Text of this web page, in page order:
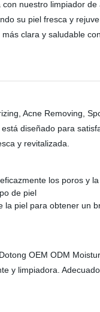
nuestro limpiador
su piel fresca y
clara y saludable
Acne Removing,
diseñado para
y revitalizada.
los poros y
de piel
la piel para obtener un
OEM ODM
y limpiadora.